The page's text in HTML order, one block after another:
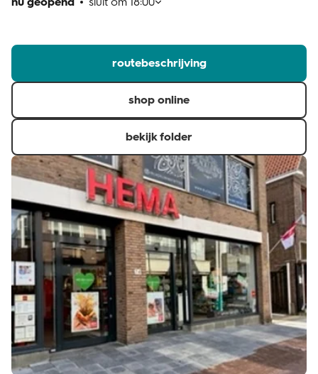
routebeschrijving
shop online
bekijk folder